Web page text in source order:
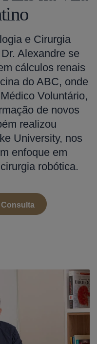
e Cirurgia
Alexandre se
cálculos renais
do ABC, onde
Voluntário,
de novos
realizou
University, nos
enfoque em
robótica.